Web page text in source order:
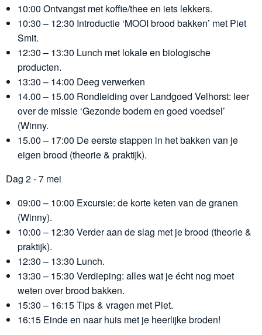
10:00 Ontvangst met koffie/thee en iets lekkers.
10:30 – 12:30 Introductie ‘MOOI brood bakken’ met Piet
Smit.
12:30 – 13:30 Lunch met lokale en biologische
producten.
13:30 – 14:00 Deeg verwerken
14.00 – 15.00 Rondleiding over Landgoed Velhorst: leer
over de missie ‘Gezonde bodem en goed voedsel’
(Winny.
15.00 – 17:00 De eerste stappen in het bakken van je
eigen brood (theorie & praktijk).
Dag 2 - 7 mei
09:00 – 10:00 Excursie: de korte keten van de granen
(Winny).
10:00 – 12:30 Verder aan de slag met je brood (theorie &
praktijk).
12:30 – 13:30 Lunch.
13:30 – 15:30 Verdieping: alles wat je écht nog moet
weten over brood bakken.
15:30 – 16:15 Tips & vragen met Piet.
16:15 Einde en naar huis met je heerlijke broden!